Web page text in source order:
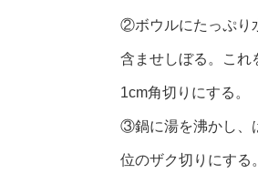
②ボウルにたっぷり
含ませしぼる。これ
1cm角切りにする。
③鍋に湯を沸かし、
位のザク切りにする。